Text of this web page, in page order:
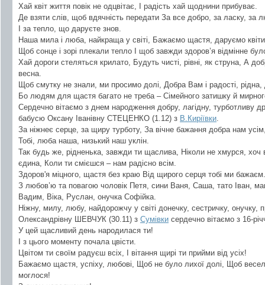
Хай квіт життя повік не одцвітає, І радість хай щоднини прибуває.
Де взяти слів, щоб вдячність передати За все добро, за ласку,
І за тепло, що даруєте знов.
Наша мила і люба, найкраща у світі, Бажаємо щастя, даруємо
Щоб сонце і зорі плекали тепло І щоб завжди здоров’я відмінне
Хай дороги стеляться крилато, Будуть чисті, рівні, як струна, А
весна.
Щоб смутку не знали, ми просимо долі, Добра Вам і радості, рідна,
Бо людям для щастя багато не треба – Сімейного затишку й
Сердечно вітаємо з днем народження добру, лагідну, турботливу
бабусю Оксану Іванівну СТЕЦЕНКО (1.12) з В.Киріївки
За ніжнеє серце, за щиру турботу, За вічне бажання добра нам
Тобі, люба наша, низький наш уклін.
Так будь же, рідненька, завжди ти щаслива, Ніколи не хмурся, хоч
єдина, Коли ти смієшся – нам радісно всім.
Здоров'я міцного, щастя без краю Від щирого серця тобі ми бажаєм.
З любов’ю та повагою чоловік Петя, сини Ваня, Саша, тато Іван,
Вадим, Віка, Руслан, онучка Софійка.
Ніжну, милу, любу, найдорожчу у світі донечку, сестричку, онучку,
Олександрівну ШЕВЧУК (30.11) з Сумівки сердечно вітаємо з 16-
У цей щасливий день народилася ти!
І з цього моменту почала цвісти.
Цвітом ти своїм радуєш всіх, І вітання щирі ти прийми від усіх!
Бажаємо щастя, успіху, любові, Щоб не було лихої долі, Щоб
моглося!